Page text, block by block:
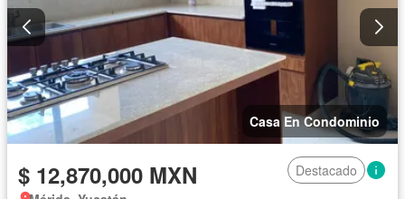
Casa En Condominio
$ 12,870,000 MXN
Destacado